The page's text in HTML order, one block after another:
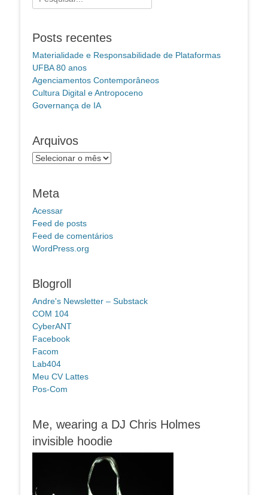
por:
Posts recentes
Materialidade e Responsabilidade de Plataformas
UFBA 80 anos
Agenciamentos Contemporâneos
Cultura Digital e Antropoceno
Governança de IA
Arquivos
Arquivos
Meta
Acessar
Feed de posts
Feed de comentários
WordPress.org
Blogroll
Andre's Newsletter – Substack
COM 104
CyberANT
Facebook
Facom
Lab404
Meu CV Lattes
Pos-Com
Me, wearing a DJ Chris Holmes
invisible hoodie